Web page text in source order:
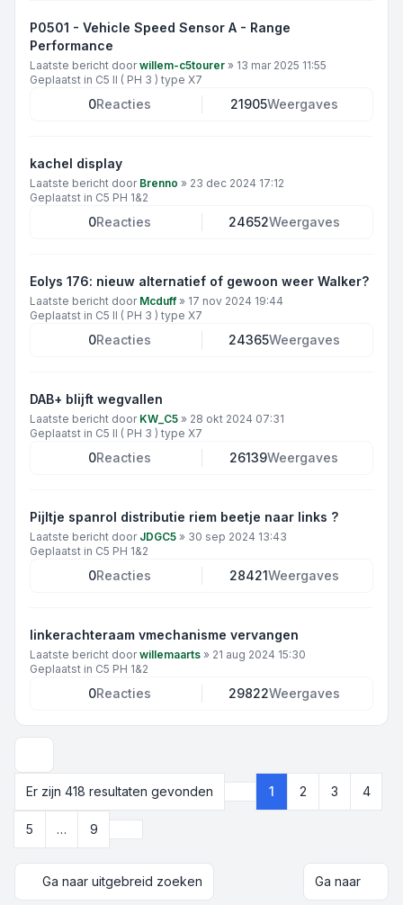
P0501 - Vehicle Speed Sensor A - Range
Performance
Laatste bericht doorwillem-c5tourer » 13 mar 2025 11:55
Geplaatst in C5 II ( PH 3 ) type X7
0Reacties 21905Weergaves
kachel display
Laatste bericht door Brenno » 23 dec 2024 17:12
Geplaatst in C5 PH 1&2
0Reacties 24652Weergaves
Eolys 176: nieuw alternatief of gewoon weer Walker?
Laatste bericht door Mcduff» 17 nov 2024 19:44
Geplaatst in C5 II ( PH 3 ) type X7
0Reacties 24365Weergaves
DAB+ blijft wegvallen
Laatste bericht door KW_C5 » 28 okt 2024 07:31
Geplaatst in C5 II ( PH 3 ) type X7
0Reacties 26139Weergaves
Pijltje spanrol distributie riem beetje naar links ?
Laatste bericht door JDGC5 » 30 sep 2024 13:43
Geplaatst in C5 PH 1&2
0Reacties 28421Weergaves
linkerachteraam vmechanisme vervangen
Laatste bericht doorwillemaarts » 21 aug 2024 15:30
Geplaatst in C5 PH 1&2
0Reacties 29822Weergaves
Er zijn 418 resultaten gevonden
Pagina van
1 2 3 4
5 … 9
Ga naar uitgebreid zoeken Ga naar